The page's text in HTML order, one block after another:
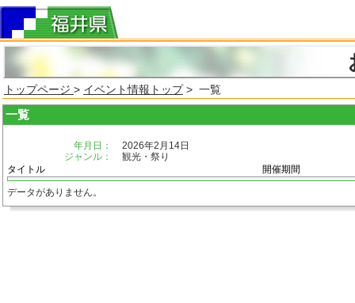
トップページ > イベント情報トップ> 一覧
一覧
年月日：
2026年2月14日
ジャンル：
観光・祭り
タイトル
開催期間
データがありません。